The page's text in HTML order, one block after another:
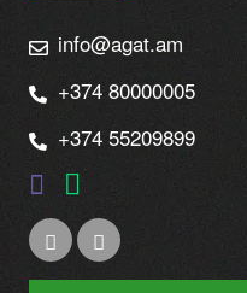
info@agat.am
+374 80000005
+374 55209899